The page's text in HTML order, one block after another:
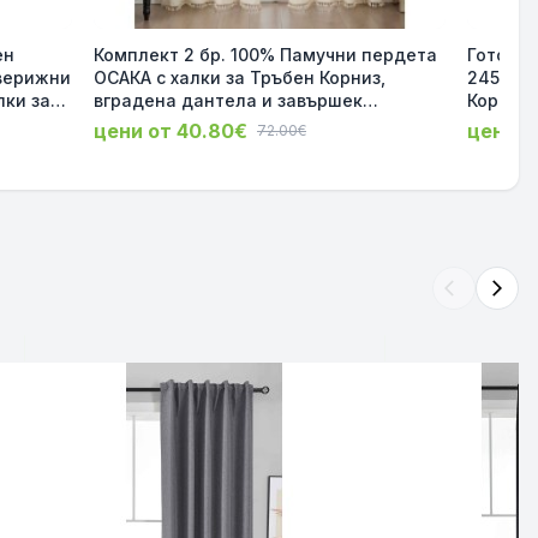
за
Комплект 2 бр. 100% Памучни пердета
ОСАКА с халки за Тръбен Корниз,
вградена дантела и завършек
пискюли, цвят Крем, 245x140 см,
код-2024130-2-001
цени от 40.80€ 72.00€
Готова
цени
arrow_back_ios arrow_forward_ios